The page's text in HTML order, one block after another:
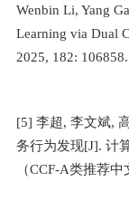
Wenbin Li, Yang
Learning via Dual
2025, 182: 106858.
[5] 李超, 李文斌,
务行为发现[J]. 计
（CCF-A类推荐中